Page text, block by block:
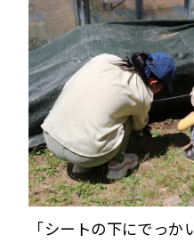
「シートの下にでっか